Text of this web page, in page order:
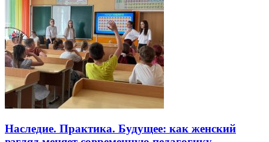
Наследие. Практика. Будущее: как женский